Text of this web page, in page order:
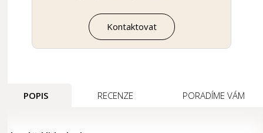
Kontaktovat
POPIS RECENZE PORADÍME VÁM